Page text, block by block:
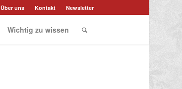
Über uns Kontakt Newsletter
Wichtig zu wissen